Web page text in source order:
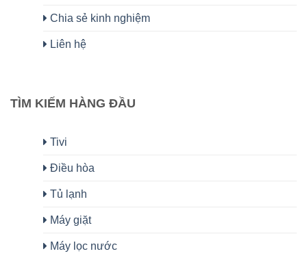
Chia sẻ kinh nghiệm
Liên hệ
TÌM KIẾM HÀNG ĐẦU
Tivi
Điều hòa
Tủ lạnh
Máy giặt
Máy lọc nước